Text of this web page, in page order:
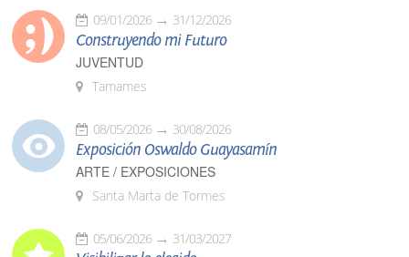
09/01/2026 31/12/2026
Construyendo mi Futuro
JUVENTUD
Tamames
08/05/2026 30/08/2026
Exposición Oswaldo Guayasamín
ARTE / EXPOSICIONES
Santa Marta de Tormes
05/06/2026 31/03/2027